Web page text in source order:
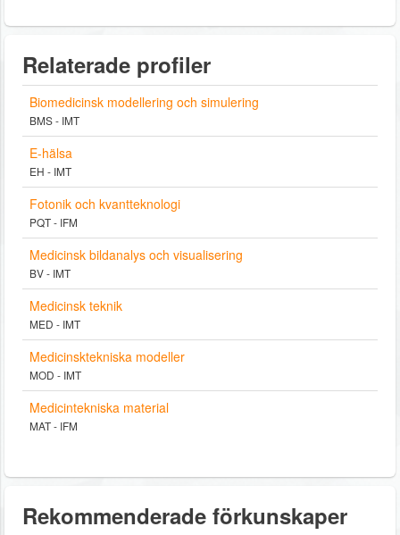
Relaterade profiler
Biomedicinsk modellering och simulering
BMS - IMT
E-hälsa
EH - IMT
Fotonik och kvantteknologi
PQT - IFM
Medicinsk bildanalys och visualisering
BV - IMT
Medicinsk teknik
MED - IMT
Medicinsktekniska modeller
MOD - IMT
Medicintekniska material
MAT - IFM
Rekommenderade förkunskaper